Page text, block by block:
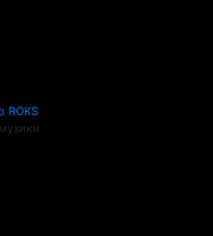
ROKS